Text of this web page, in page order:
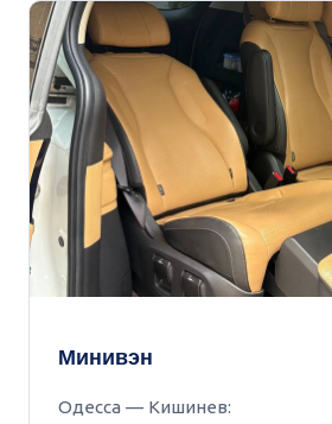
Минивэн
Одесса — Кишинев: